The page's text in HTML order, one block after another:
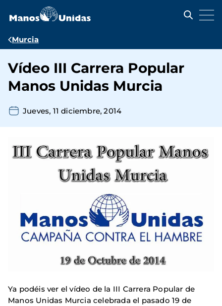
contenido
Ruta
navegación
Murcia
Vídeo III Carrera Popular
Manos Unidas Murcia
Jueves, 11 diciembre, 2014
Ya podéis ver el vídeo de la III Carrera Popular de
Manos Unidas Murcia celebrada el pasado 19 de